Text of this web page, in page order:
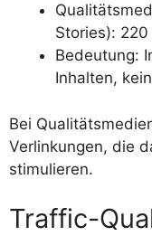
Stories):
Bedeutung:
Inhalten,
Bei
Verlinkungen, die
stimulieren.
Traffic-